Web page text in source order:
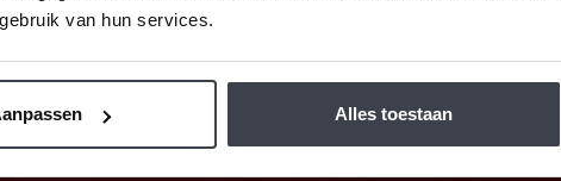
van hun services.
Alles toestaan